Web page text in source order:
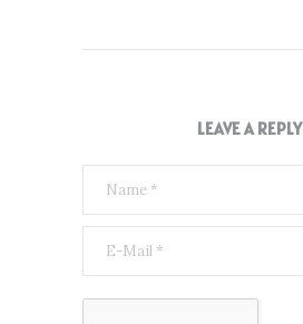
LEAVE A REPLY